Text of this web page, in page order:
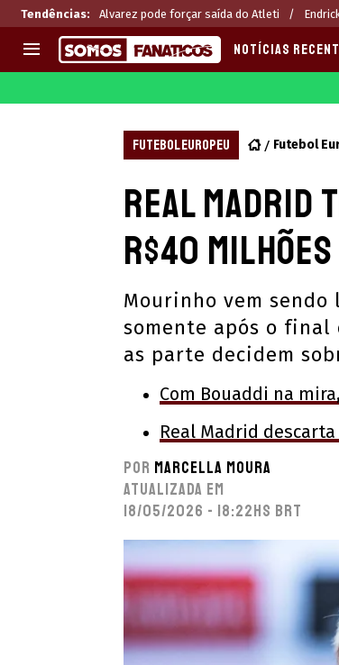
Tendências: Alvarez pode forçar saída do Atleti
CHAMPIONS LEAGUE
PREMIER LEAGUE
LIGA PORTUGUESA
EUROPA LEAGUE
Melhores sites de
Últimas
CASAS DE APOSTAS
CÓDIGOS e OFERTAS
APPS
NOTÍCIAS
FUTEBOL EUROPEU Futebol
Real Madrid
R$40
Mourinho vem sendo
somente após o final
as parte decidem
Com Bouaddi na
Real Madrid
Por Marcella Moura
Atualizada em
18/05/2026 - 18:22hs BRT